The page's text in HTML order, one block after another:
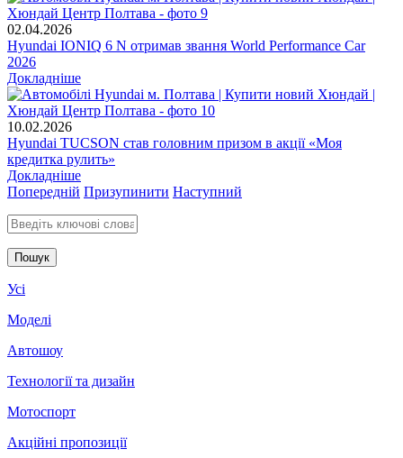
02.04.2026
Hyundai IONIQ 6 N отримав звання World Performance Car
2026
Докладніше
10.02.2026
Hyundai TUCSON став головним призом в акції «Моя
кредитка рулить»
Докладніше
Попередній Призупинити Наступний
Введіть ключові слова для пошуку
Усі
Моделі
Автошоу
Технології та дизайн
Мотоспорт
Акційні пропозиції